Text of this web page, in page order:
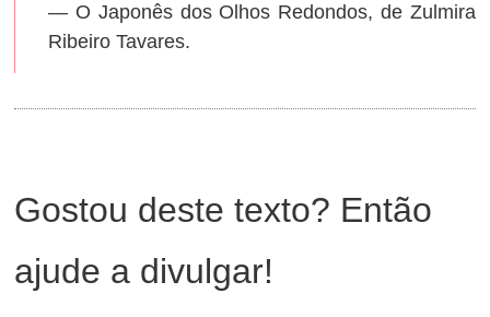
— O Japonês dos Olhos Redondos, de Zulmira
Ribeiro Tavares.
Gostou deste texto? Então
ajude a divulgar!